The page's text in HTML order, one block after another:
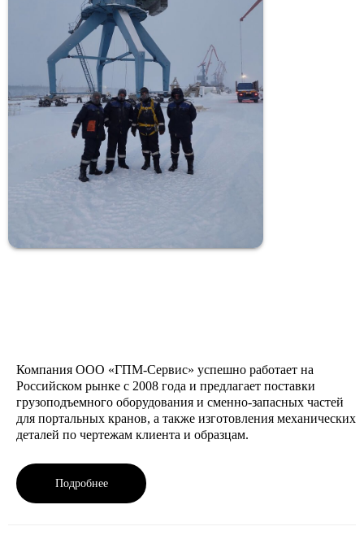
Компания ООО «ГПМ-Сервис» успешно работает на
Российском рынке с 2008 года и предлагает поставки
грузоподъемного оборудования и сменно-запасных частей
для портальных кранов, а также изготовления механических
деталей по чертежам клиента и образцам.
Подробнее